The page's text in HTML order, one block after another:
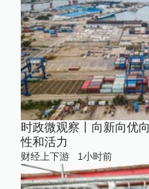
时政微观察丨向新向优
性和活力
财经上下游 1小时前